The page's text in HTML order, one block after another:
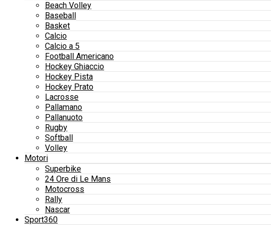
Beach Volley
Baseball
Basket
Calcio
Calcio a 5
Football Americano
Hockey Ghiaccio
Hockey Pista
Hockey Prato
Lacrosse
Pallamano
Pallanuoto
Rugby
Softball
Volley
Motori
Superbike
24 Ore di Le Mans
Motocross
Rally
Nascar
Sport360